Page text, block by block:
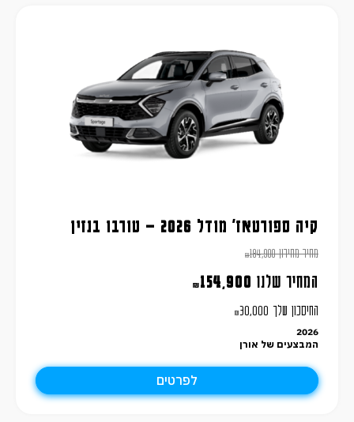
קיה ספורטאז' מודל 2026 – טורבו בנזין
מחיר מחירון ₪184,900
המחיר שלנו ₪154,900
החיסכון שלך ₪30,000
2026
המבצעים של אורן
לפרטים